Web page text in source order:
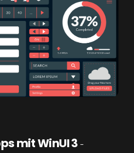
mit WinUI 3 -